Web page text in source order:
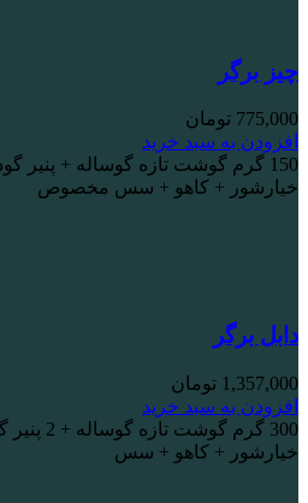
چیز برگر
775,000 تومان
افزودن به سبد خرید
150 گرم گوشت تازه گوساله + پنیر
خیارشور + کاهو + سس مخصوص
دابل برگر
1,357,000 تومان
افزودن به سبد خرید
300 گرم
خیارشور + کاهو + سس